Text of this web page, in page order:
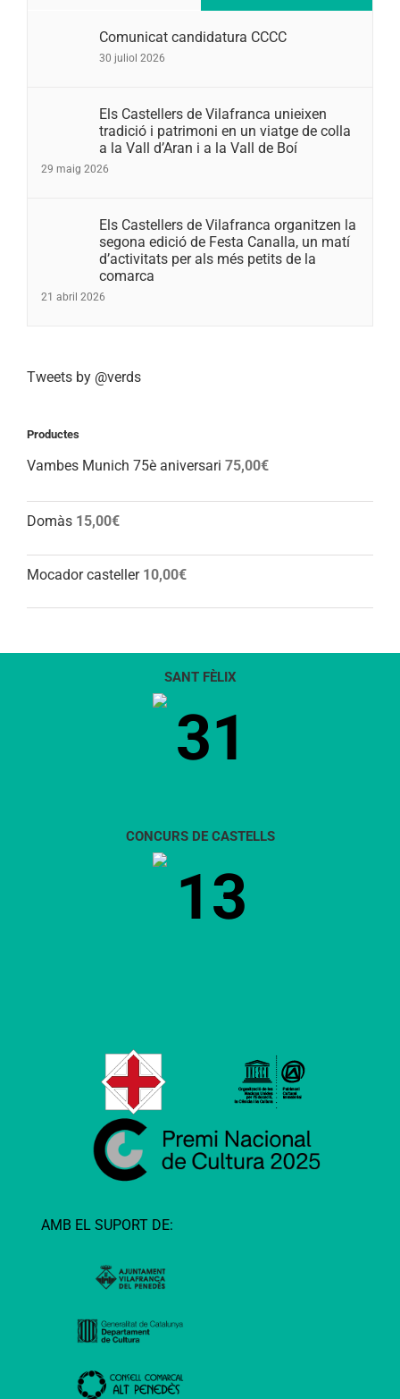
Comunicat candidatura CCCC
30 juliol 2026
Els Castellers de Vilafranca unieixen
tradició i patrimoni en un viatge de colla
a la Vall d’Aran i a la Vall de Boí
29 maig 2026
Els Castellers de Vilafranca organitzen la
segona edició de Festa Canalla, un matí
d’activitats per als més petits de la
comarca
21 abril 2026
Tweets by @verds
Productes
Vambes Munich 75è aniversari 75,00€
Domàs 15,00€
Mocador casteller 10,00€
SANT FÈLIX
31
CONCURS DE CASTELLS
13
AMB EL SUPORT DE: